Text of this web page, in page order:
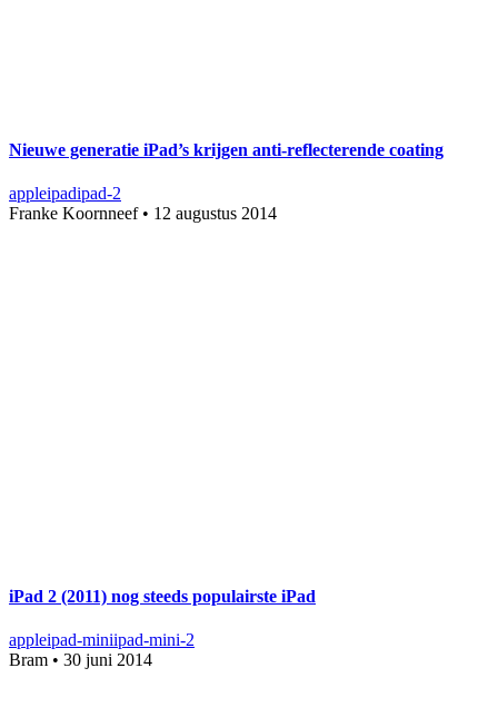
Nieuwe generatie iPad’s krijgen anti-reflecterende coating
appleipadipad-2
Franke Koornneef• 12 augustus 2014
iPad 2 (2011) nog steeds populairste iPad
appleipad-miniipad-mini-2
Bram • 30 juni 2014